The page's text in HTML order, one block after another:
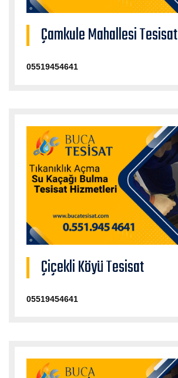
Çamkule Mahallesi Tesisat
05519454641
Çiçekli Köyü Tesisat
05519454641